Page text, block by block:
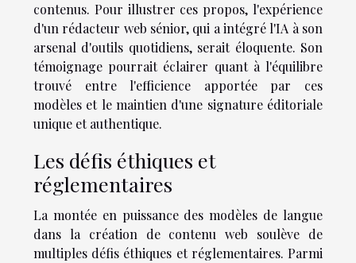
contenus. Pour illustrer ces propos, l'expérience
d'un rédacteur web sénior, qui a intégré l'IA à son
arsenal d'outils quotidiens, serait éloquente. Son
témoignage pourrait éclairer quant à l'équilibre
trouvé entre l'efficience apportée par ces
modèles et le maintien d'une signature éditoriale
unique et authentique.
Les défis éthiques et
réglementaires
La montée en puissance des modèles de langue
dans la création de contenu web soulève de
multiples défis éthiques et réglementaires. Parmi